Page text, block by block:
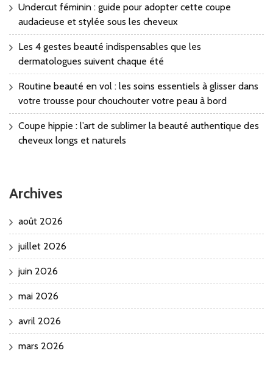
Undercut féminin : guide pour adopter cette coupe
audacieuse et stylée sous les cheveux
Les 4 gestes beauté indispensables que les
dermatologues suivent chaque été
Routine beauté en vol : les soins essentiels à glisser dans
votre trousse pour chouchouter votre peau à bord
Coupe hippie : l’art de sublimer la beauté authentique des
cheveux longs et naturels
Archives
août 2026
juillet 2026
juin 2026
mai 2026
avril 2026
mars 2026